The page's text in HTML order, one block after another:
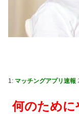
1: マッチングアプリ速報
何のため